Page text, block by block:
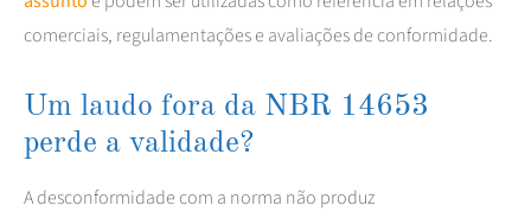
comerciais, regulamentações e avaliações de conformidade.
Um laudo fora da NBR 14653
perde a validade?
A desconformidade com a norma não produz